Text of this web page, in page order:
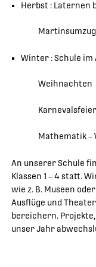
Herbst : Laternen
Martinsumzug
Winter : Schule im
Weihnachten
Karnevalsfeier
Mathematik –
An unserer Schule
Klassen 1 – 4 statt.
wie z. B. Museen
Ausflüge und
bereichern.
unser Jahr